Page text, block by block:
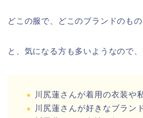
どこの服で、どこのブランドのも
と、気になる方も多いようなので、
川尻蓮さんが着用の衣装や
川尻蓮さんが好きなブラン